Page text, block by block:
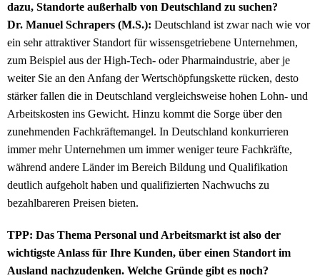
dazu, Standorte außerhalb von Deutschland zu suchen?
Dr. Manuel Schrapers (M.S.): Deutschland ist zwar nach wie vor
ein sehr attraktiver Standort für wissensgetriebene Unternehmen,
zum Beispiel aus der High-Tech- oder Pharmaindustrie, aber je
weiter Sie an den Anfang der Wertschöpfungskette rücken, desto
stärker fallen die in Deutschland vergleichsweise hohen Lohn- und
Arbeitskosten ins Gewicht. Hinzu kommt die Sorge über den
zunehmenden Fachkräftemangel. In Deutschland konkurrieren
immer mehr Unternehmen um immer weniger teure Fachkräfte,
während andere Länder im Bereich Bildung und Qualifikation
deutlich aufgeholt haben und qualifizierten Nachwuchs zu
bezahlbareren Preisen bieten.
TPP: Das Thema Personal und Arbeitsmarkt ist also der
wichtigste Anlass für Ihre Kunden, über einen Standort im
Ausland nachzudenken. Welche Gründe gibt es noch?